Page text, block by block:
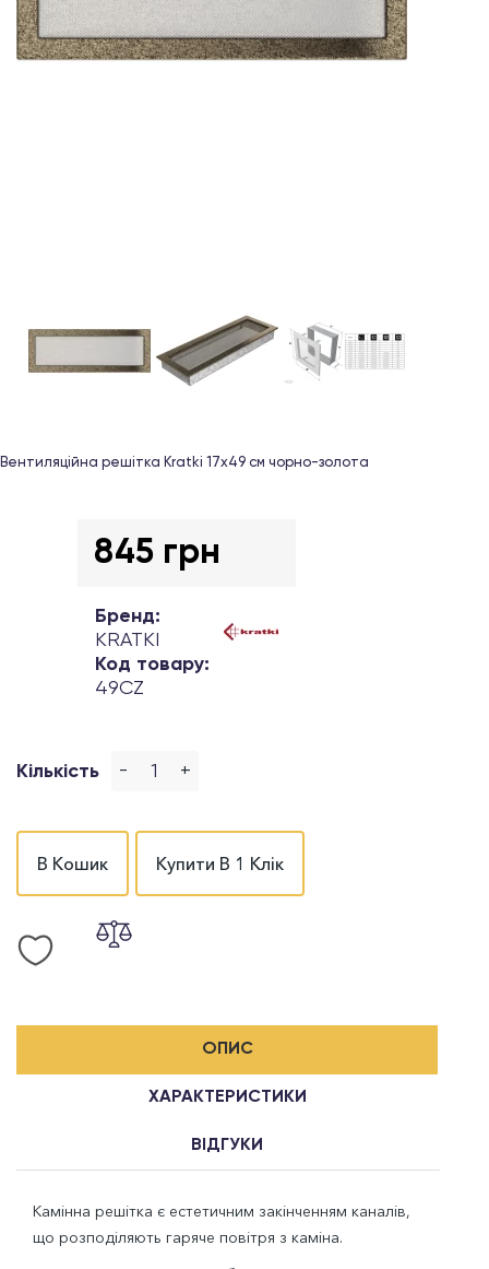
Вентиляційна решітка Kratki 17х49 см чорно-золота
845 грн
Бренд:
KRATKI
Код товару:
49CZ
Кількість - +
В Кошик Купити В 1 Клік
ОПИС
ХАРАКТЕРИСТИКИ
ВІДГУКИ
Камінна решітка є естетичним закінченням каналів,
що розподіляють гаряче повітря з каміна.